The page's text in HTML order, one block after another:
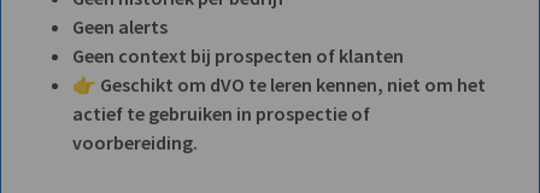
Geen alerts
Geen context bij prospecten of klanten
👉 Geschikt om dVO te leren kennen, niet om het
actief te gebruiken in prospectie of
voorbereiding.